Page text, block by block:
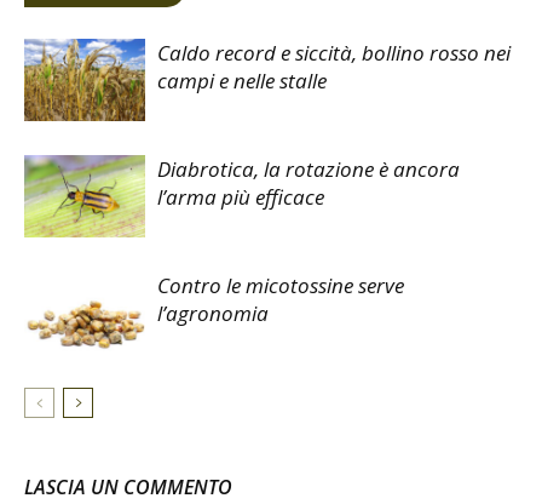
Caldo record e siccità, bollino rosso nei
campi e nelle stalle
Diabrotica, la rotazione è ancora
l’arma più efficace
Contro le micotossine serve
l’agronomia
LASCIA UN COMMENTO